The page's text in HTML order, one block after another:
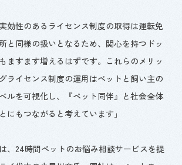
効性のあるライセンス制度の取得は運転免
と同様の扱いとなるため、関心を持つドッ
ますます増えるはずです。これらのメリッ
ライセンス制度の運用はペットと飼い主の
ルを可視化し、『ペット同伴』と社会全体
にもつながると考えています」
、24時間ペットのお悩み相談サービスを提